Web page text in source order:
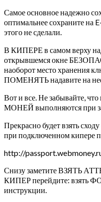
Самое основное надежно
оптимальнее сохраните на
этого не сделали.
В КИПЕРЕ в самом верху
открывшемся окне
наоборот место хранения
ПОМЕНЯТЬ надавите на
Вот и все. Не забывайте,
МОНЕЙ выполняются при
Прекрасно будет взять
при подключенном кипере
http://
Снизу заметите ВЗЯТЬ
КИПЕР перейдите: взять
инструкции.